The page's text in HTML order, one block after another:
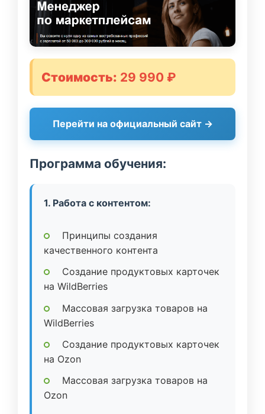
Стоимость: 29 990 ₽
Перейти на официальный сайт →
Программа обучения:
1. Работа с контентом:
Принципы создания
качественного контента
Создание продуктовых карточек
на WildBerries
Массовая загрузка товаров на
WildBerries
Создание продуктовых карточек
на Ozon
Массовая загрузка товаров на
Ozon